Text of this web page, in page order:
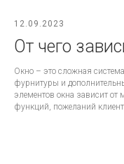
12.09.2023
От чего
Окно – это сложная
фурнитуры и
элементов окна зависит от
функций, пожеланий